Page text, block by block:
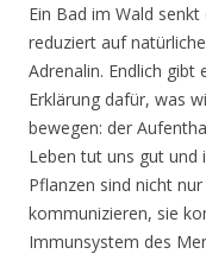
Ein Bad im Wald
reduziert auf
Adrenalin. Endlich gibt
Erklärung dafür, was
bewegen: der
Leben tut uns gut und
Pflanzen sind nicht
kommunizieren, sie
Immunsystem des